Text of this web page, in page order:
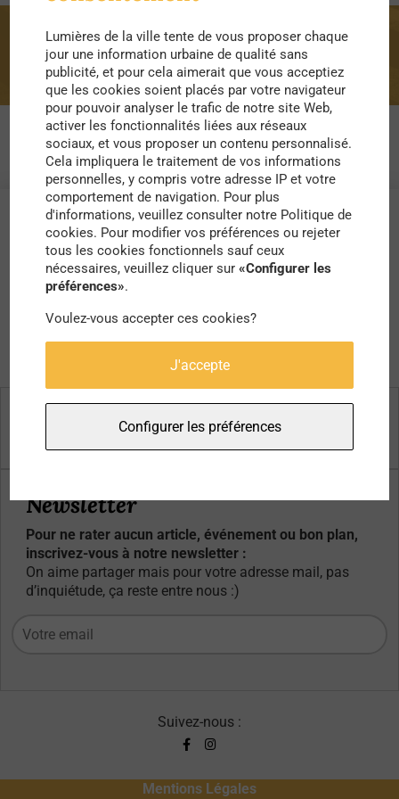
écologisme
Newsletter
Pour ne rater aucun article, événement ou bon plan,
inscrivez-vous à notre newsletter :
On aime partager mais pour votre adresse mail, pas
d’inquiétude, ça reste entre nous :)
Suivez-nous :
Mentions Légales
Lumières de la ville tente de vous proposer chaque
jour une information urbaine de qualité sans
publicité, et pour cela aimerait que vous acceptiez
que les cookies soient placés par votre navigateur
pour pouvoir analyser le trafic de notre site Web,
activer les fonctionnalités liées aux réseaux
sociaux, et vous proposer un contenu personnalisé.
Cela impliquera le traitement de vos informations
personnelles, y compris votre adresse IP et votre
comportement de navigation. Pour plus
d'informations, veuillez consulter notre Politique de
cookies. Pour modifier vos préférences ou rejeter
tous les cookies fonctionnels sauf ceux
nécessaires, veuillez cliquer sur«Configurer les
préférences».
Voulez-vous accepter ces cookies?
J'accepte
Configurer les préférences